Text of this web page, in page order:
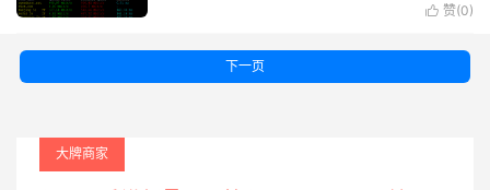
 赞(0)
下一页
大牌商家